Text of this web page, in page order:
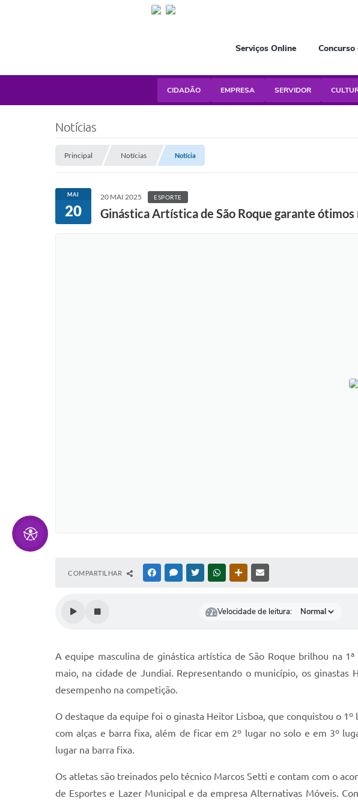
Serviços Online Concurso
CIDADÃO EMPRESA SERVIDOR
Notícias
Principal Notícias Notícia
MAI
20
20 MAI 2025 ESPORTE
Ginástica Artística de São Roque garante
COMPARTILHAR FACEBOOKMESSENGER
TWITTERWHATSAPPOUTRAS MÍDIAS
Velocidade de leitura:
A equipe masculina de ginástica artística de São Roque brilhou na
maio, na cidade de Jundiaí. Representando o município, os
desempenho na competição.
O destaque da equipe foi o ginasta Heitor Lisboa, que conquistou o
com alças e barra fixa, além de ficar em 2º lugar no solo e em 3º
lugar na barra fixa.
Os atletas são treinados pelo técnico Marcos Setti e contam com o
de Esportes e Lazer Municipal e da empresa Alternativas Móveis.